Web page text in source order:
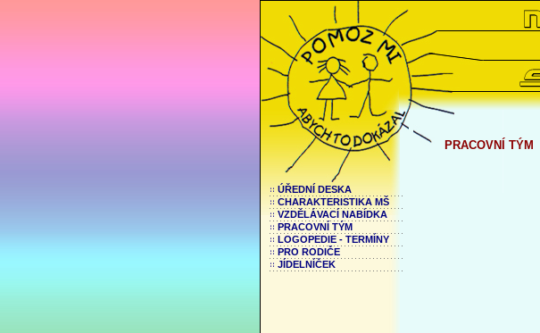
ÚŘEDNÍ DESKA
CHARAKTERISTIKA MŠ
VZDĚLÁVACÍ NABÍDKA
PRACOVNÍ TÝM
LOGOPEDIE - TERMÍNY
PRO RODIČE
JÍDELNÍČEK
PRACOVNÍ TÝM